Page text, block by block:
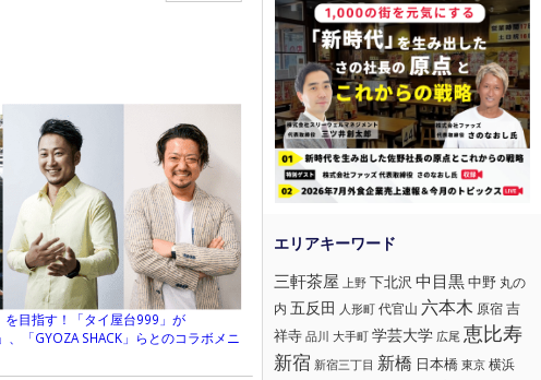
目指す！「タイ屋台999」が
、「GYOZA SHACK」らとのコラボメニ
三軒茶屋 上野 下北沢 中目黒中野 丸の
内 五反田 人形町 代官山 六本木 原宿 吉
祥寺 品川 大手町 学芸大学 広尾 恵比寿
新宿 新宿三丁目 新橋 日本橋 東京 横浜